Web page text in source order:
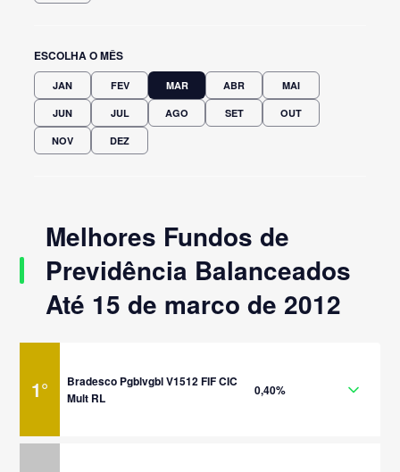
ESCOLHA O MÊS
JAN FEV MAR ABR MAI
JUN JUL AGO SET OUT
NOV DEZ
Melhores Fundos de
Previdência Balanceados
Até 15 de marco de 2012
1°
Bradesco Pgblvgbl V1512 FIF CIC
Mult RL
0,40%